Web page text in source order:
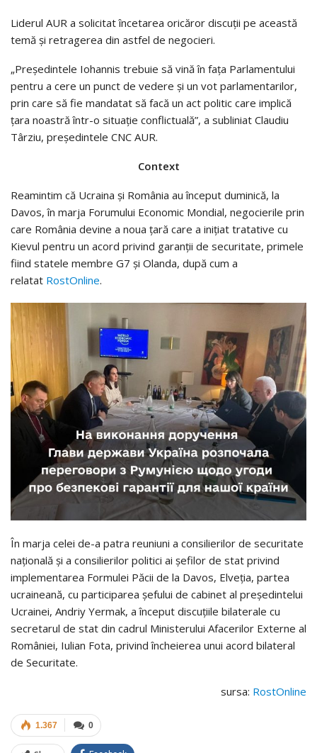
Liderul AUR a solicitat încetarea oricăror discuții pe această
temă și retragerea din astfel de negocieri.
„Președintele Iohannis trebuie să vină în fața Parlamentului
pentru a cere un punct de vedere și un vot parlamentarilor,
prin care să fie mandatat să facă un act politic care implică
țara noastră într-o situație conflictuală”, a subliniat Claudiu
Târziu, președintele CNC AUR.
Context
Reamintim că Ucraina și România au început duminică, la
Davos, în marja Forumului Economic Mondial, negocierile prin
care România devine a noua țară care a inițiat tratative cu
Kievul pentru un acord privind garanții de securitate, primele
fiind statele membre G7 și Olanda, după cum a
relatat RostOnline.
În marja celei de-a patra reuniuni a consilierilor de securitate
națională și a consilierilor politici ai șefilor de stat privind
implementarea Formulei Păcii de la Davos, Elveția, partea
ucraineană, cu participarea șefului de cabinet al președintelui
Ucrainei, Andriy Yermak, a început discuțiile bilaterale cu
secretarul de stat din cadrul Ministerului Afacerilor Externe al
României, Iulian Fota, privind încheierea unui acord bilateral
de Securitate.
sursa: RostOnline
0
1.367